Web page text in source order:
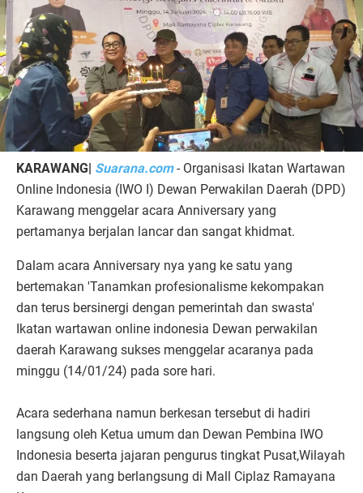
KARAWANG| Suarana.com- Organisasi Ikatan Wartawan
Online Indonesia (IWO I) Dewan Perwakilan Daerah (DPD)
Karawang menggelar acara Anniversary yang
pertamanya berjalan lancar dan sangat khidmat.
Dalam acara Anniversary nya yang ke satu yang
bertemakan 'Tanamkan profesionalisme kekompakan
dan terus bersinergi dengan pemerintah dan swasta'
Ikatan wartawan online indonesia Dewan perwakilan
daerah Karawang sukses menggelar acaranya pada
minggu (14/01/24) pada sore hari.
Acara sederhana namun berkesan tersebut di hadiri
langsung oleh Ketua umum dan Dewan Pembina IWO
Indonesia beserta jajaran pengurus tingkat Pusat,Wilayah
dan Daerah yang berlangsung di Mall Ciplaz Ramayana